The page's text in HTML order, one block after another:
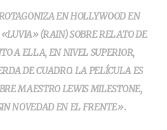
EN HOLLYWOOD EN
(RAIN) SOBRE RELATO DE
A ELLA, EN NIVEL SUPERIOR,
DE CUADRO. LA PELÍCULA ES
MAESTRO LEWIS MILESTONE,
NOVEDAD EN EL FRENTE».